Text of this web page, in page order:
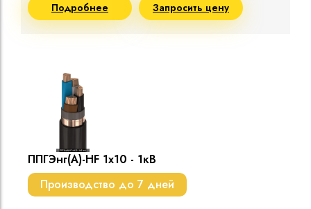
Подробнее Запросить цену
ППГЭнг(A)-HF 1х10 - 1кВ
Производство до 7 дней